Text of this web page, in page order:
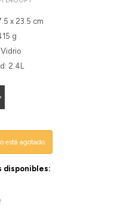
x 23.5 cm
g
2.4L
está agotado.
disponibles: